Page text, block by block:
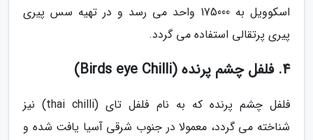
اسکوویل به 175000 واحد می رسد و در تهیه سس پیری
پیری پرتقالی استفاده می گردد.
4. فلفل چشم پرنده (Birds eye Chilli)
فلفل چشم پرنده که به نام فلفل تای (thai chilli) نیز
شناخته می گردد، معمولا در جنوب شرقی آسیا یافت شده و